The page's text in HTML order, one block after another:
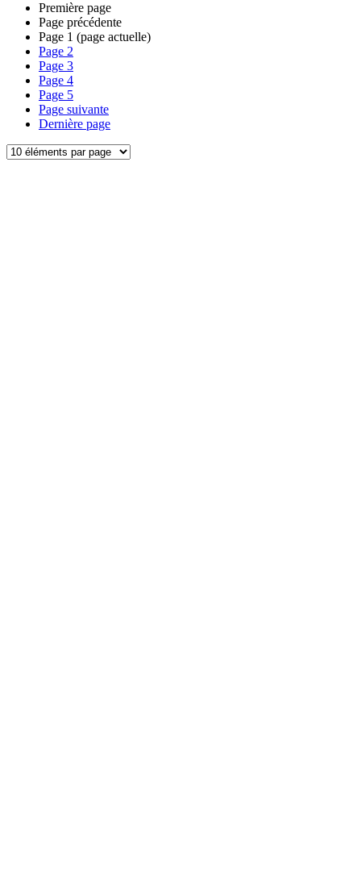
Première page
Page précédente
Page 1 (page actuelle)
Page 2
Page 3
Page 4
Page 5
Page suivante
Dernière page